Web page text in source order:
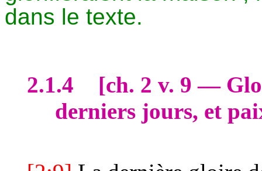
dans le texte.
2.1.4 [ch. 2 v. 9 —
derniers jours, et